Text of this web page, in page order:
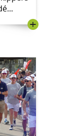
+